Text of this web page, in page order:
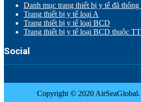
Danh mục trang thiết bị y tế đã thông
Trang thiết bị y tế loại A
Trang thiết bị y tế loại BCD
Trang thiết bị y tế loại BCD thuộc
Social
Copyright © 2020